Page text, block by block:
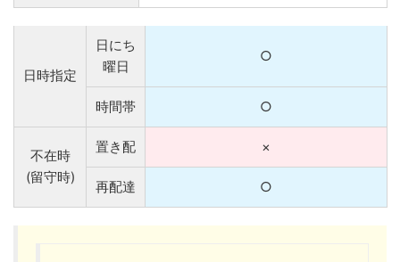
日時指定
日にち
曜日
○
時間帯 ○
不在時
(留守時)
置き配 ×
再配達 ○